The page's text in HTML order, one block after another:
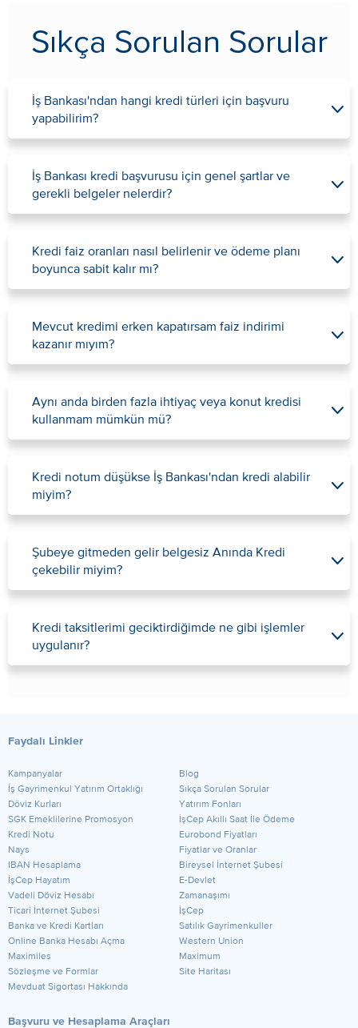
Sıkça Sorulan Sorular
İş Bankası'ndan hangi kredi türleri için başvuru
yapabilirim?
İş Bankası kredi başvurusu için genel şartlar ve
gerekli belgeler nelerdir?
Kredi faiz oranları nasıl belirlenir ve ödeme planı
boyunca sabit kalır mı?
Mevcut kredimi erken kapatırsam faiz indirimi
kazanır mıyım?
Aynı anda birden fazla ihtiyaç veya konut kredisi
kullanmam mümkün mü?
Kredi notum düşükse İş Bankası'ndan kredi alabilir
miyim?
Şubeye gitmeden gelir belgesiz Anında Kredi
çekebilir miyim?
Kredi taksitlerimi geciktirdiğimde ne gibi işlemler
uygulanır?
Faydalı Linkler
Kampanyalar
Blog
​İş Gayrimenkul Yatırım Ortaklığı
Sıkça Sorulan Sorular
Döviz Kurları
Yatırım Fonları
SGK Emeklilerine Promosyon
İşCep Akıllı Saat İle Ödeme
Kredi Notu
Eurobond Fiyatları
Nays
Fiyatlar ve Oranlar
IBAN Hesaplama
Bireysel İnternet Şubesi
İşCep Hayatım
E-Devlet
Vadeli Döviz Hesabı
Zamanaşımı
Ticari İnternet Şubesi
İşCep
Banka ve Kredi Kartları
Satılık Gayrimenkuller
Online Banka Hesabı Açma
Western Union
Maximiles
Maximum
Sözleşme ve Formlar
Site Haritası
Mevduat Sigortası Hakkında
Başvuru ve Hesaplama Araçları